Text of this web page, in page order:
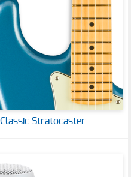
Stratocaster